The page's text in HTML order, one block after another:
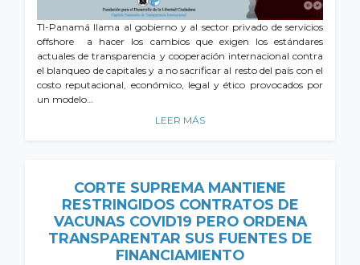
TI-Panamá llama al gobierno y al sector privado de servicios
offshore a hacer los cambios que exigen los estándares
actuales de transparencia y cooperación internacional contra
el blanqueo de capitales y a no sacrificar al resto del país con el
costo reputacional, económico, legal y ético provocados por
un modelo…
LEER MÁS
CORTE SUPREMA MANTIENE
RESTRINGIDOS CONTRATOS DE
VACUNAS COVID19 PERO ORDENA
TRANSPARENTAR SUS FUENTES DE
FINANCIAMIENTO